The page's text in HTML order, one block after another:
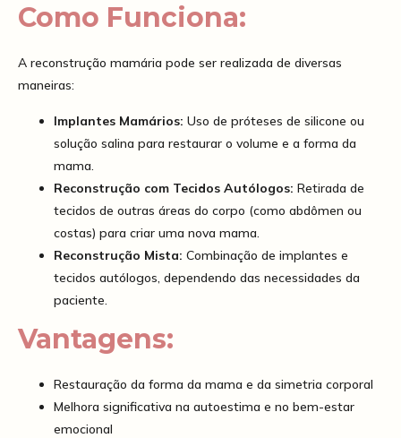
Como Funciona:
A reconstrução mamária pode ser realizada de diversas
maneiras:
Implantes Mamários: Uso de próteses de silicone ou
solução salina para restaurar o volume e a forma da
mama.
Reconstrução com Tecidos Autólogos: Retirada de
tecidos de outras áreas do corpo (como abdômen ou
costas) para criar uma nova mama.
Reconstrução Mista: Combinação de implantes e
tecidos autólogos, dependendo das necessidades da
paciente.
Vantagens:
Restauração da forma da mama e da simetria corporal
Melhora significativa na autoestima e no bem-estar
emocional